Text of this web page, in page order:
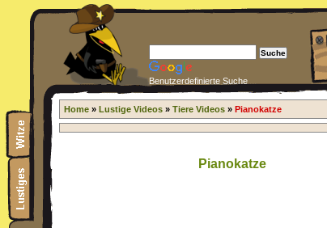
Benutzerdefinierte Suche
Home » Lustige Videos » Tiere Videos » Pianokatze
Pianokatze